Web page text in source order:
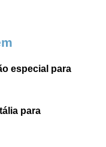
especial para
para